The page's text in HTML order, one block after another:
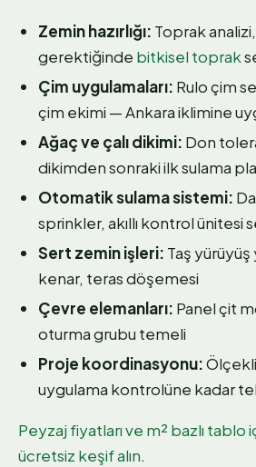
Zemin hazırlığı: Toprak analizi,
gerektiğinde bitkisel toprak
Çim uygulamaları: Rulo çim
çim ekimi — Ankara iklimine
Ağaç ve çalı dikimi: Don
dikimden sonraki ilk sulama
Otomatik sulama sistemi:
sprinkler, akıllı kontrol ünitesi
Sert zemin işleri: Taş
kenar, teras döşemesi
Çevre elemanları: Panel çit
oturma grubu temeli
Proje koordinasyonu:
uygulama kontrolüne kadar
Peyzaj fiyatları ve m² bazlı tablo
ücretsiz keşif alın.